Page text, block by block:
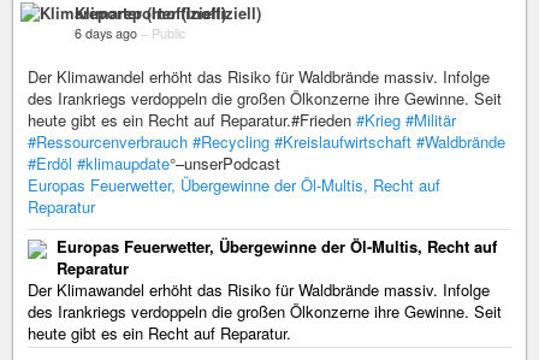
Klimareporter (Inoffiziell)
6 days ago – Public
Der Klimawandel erhöht das Risiko für Waldbrände massiv. Infolge
des Irankriegs verdoppeln die großen Ölkonzerne ihre Gewinne. Seit
heute gibt es ein Recht auf Reparatur.#Frieden #Krieg #Militär
#Ressourcenverbrauch #Recycling #Kreislaufwirtschaft #Waldbrände
#Erdöl #klimaupdate°–unserPodcast
Europas Feuerwetter, Übergewinne der Öl-Multis, Recht auf
Reparatur
Europas Feuerwetter, Übergewinne der Öl-Multis, Recht auf
Reparatur
Der Klimawandel erhöht das Risiko für Waldbrände massiv. Infolge
des Irankriegs verdoppeln die großen Ölkonzerne ihre Gewinne. Seit
heute gibt es ein Recht auf Reparatur.